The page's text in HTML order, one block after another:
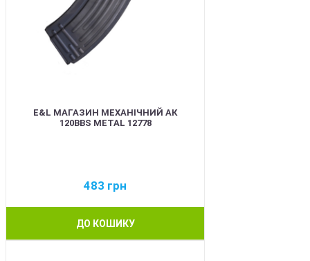
E&L МАГАЗИН МЕХАНІЧНИЙ АК
120BBS METAL 12778
483 грн
ДО КОШИКУ